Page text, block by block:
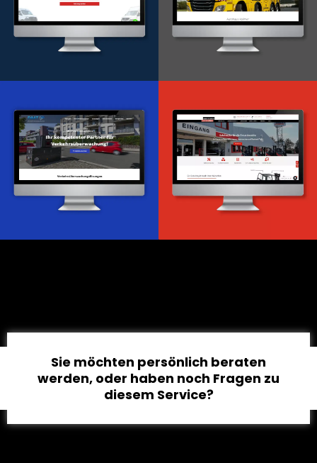
WordPress Entwicklung
Webdesign & -entwicklung
Sie möchten persönlich beraten
werden, oder haben noch Fragen zu
diesem Service?